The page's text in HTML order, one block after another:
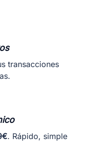
de
transacciones
. Rápido, simple